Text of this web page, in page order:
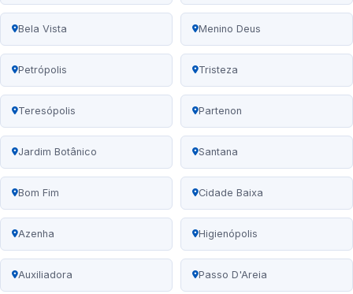
Bela Vista Menino Deus
Petrópolis Tristeza
Teresópolis Partenon
Jardim Botânico Santana
Bom Fim Cidade Baixa
Azenha Higienópolis
Auxiliadora Passo D'Areia